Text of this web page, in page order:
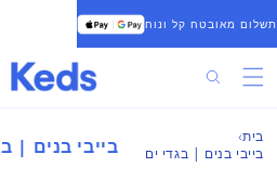
לתוכן
תשלום מאובטח קל ונוח
חיפוש
בית
בייבי בנים | בגדי ים
בייבי בנים |